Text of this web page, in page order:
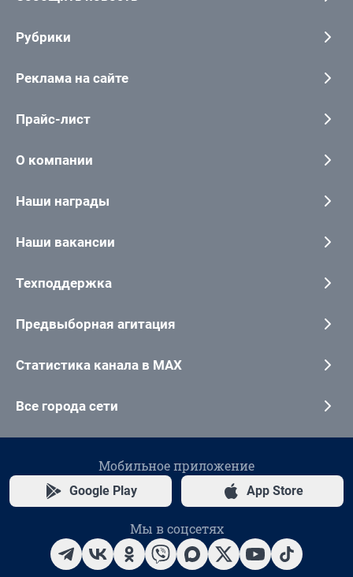
Рубрики
Реклама на сайте
Прайс-лист
О компании
Наши награды
Наши вакансии
Техподдержка
Предвыборная агитация
Статистика канала в MAX
Все города сети
Мобильное приложение
Google Play App Store
Мы в соцсетях